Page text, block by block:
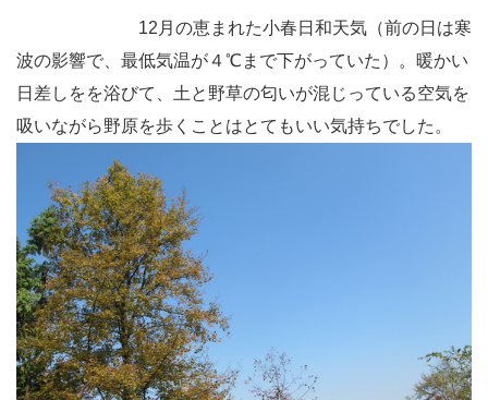
12月の恵まれた小春日和天気（前の日は寒
波の影響で、最低気温が４℃まで下がっていた）。暖かい
日差しをを浴びて、土と野草の匂いが混じっている空気を
吸いながら野原を歩くことはとてもいい気持ちでした。